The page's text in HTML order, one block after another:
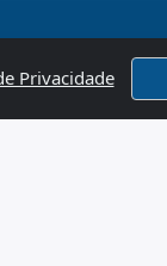
Privacidade